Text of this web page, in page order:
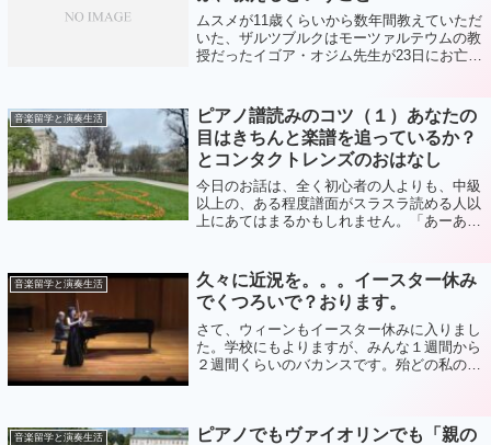
ムスメが11歳くらいから数年間教えていただ
いた、ザルツブルクはモーツァルテウムの教
授だったイゴア・オジム先生が23日にお亡く
で、多くのヴァイオリン教授・指導者のレ...
音楽留学と演奏生活
ピアノ譜読みのコツ（１）あなたの
目はきちんと楽譜を追っているか？
とコンタクトレンズのおはなし
今日のお話は、全く初心者の人よりも、中級
以上の、ある程度譜面がスラスラ読める人以
上にあてはまるかもしれません。「あーあ、
う観点で考えてみてください。そのポイン
ト...
音楽留学と演奏生活
久々に近況を。。。イースター休み
でくつろいで？おります。
さて、ウィーンもイースター休みに入りまし
た。学校にもよりますが、みんな１週間から
２週間くらいのバカンスです。殆どの私の生
ー...
音楽留学と演奏生活
ピアノでもヴァイオリンでも「親の